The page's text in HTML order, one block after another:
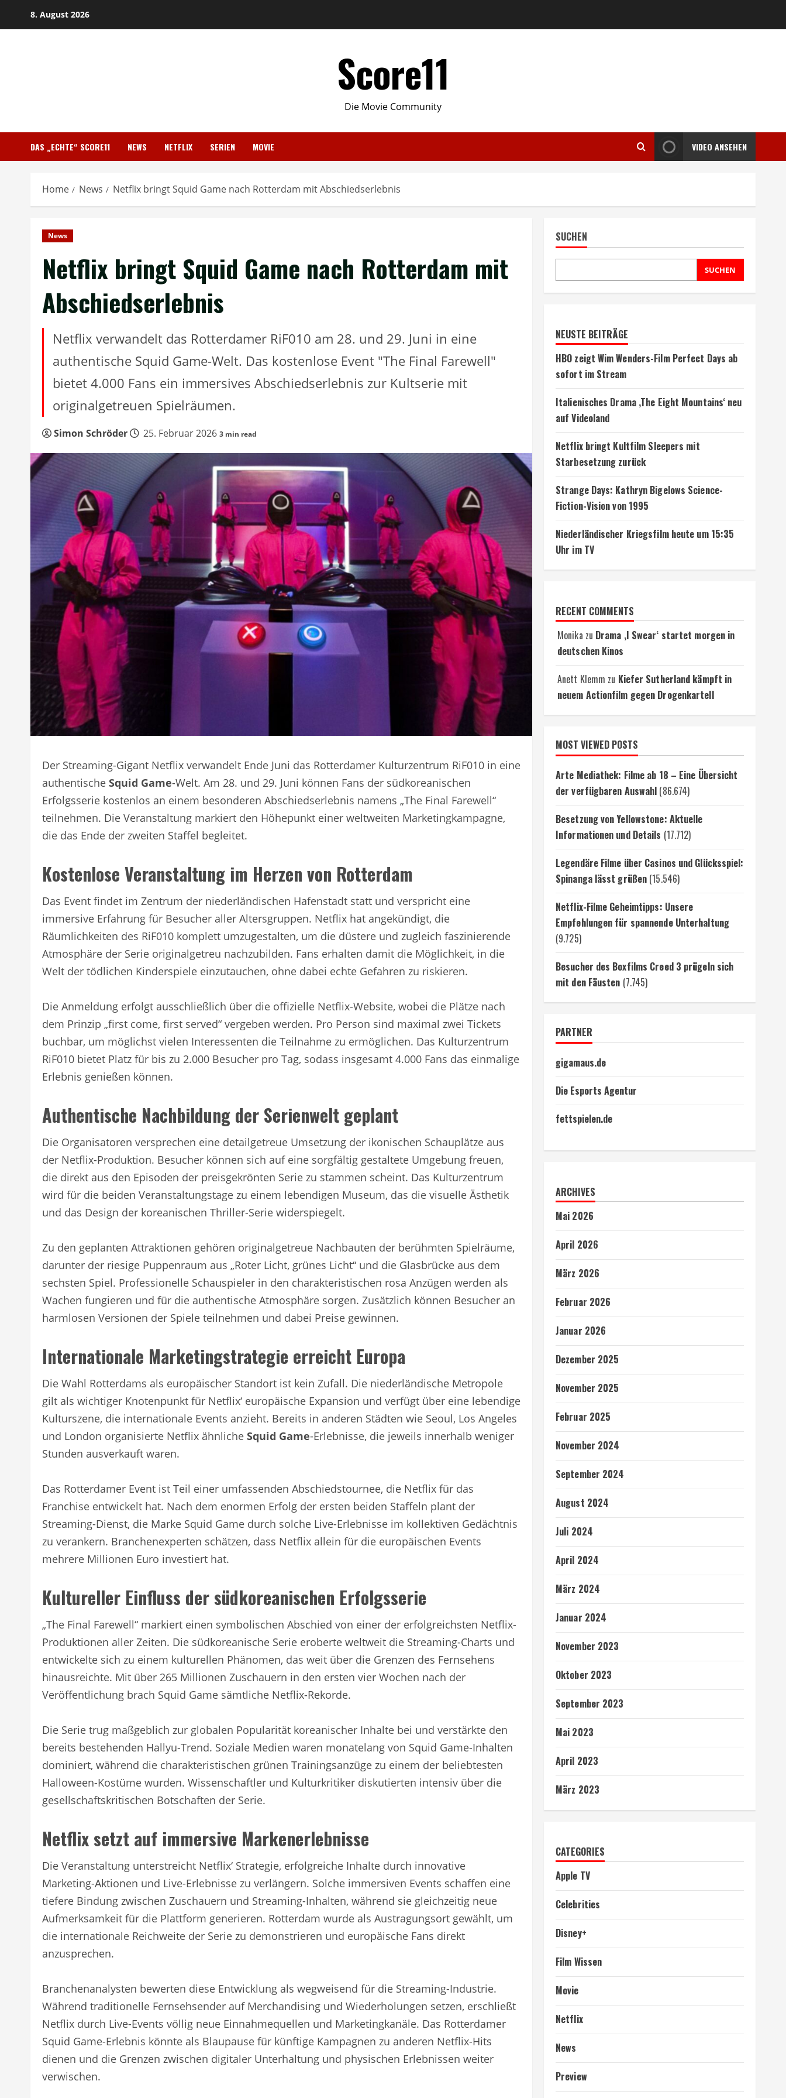
8. August 2026
Score11
Die Movie Community
DAS „ECHTE“ SCORE11 NEWS NETFLIX SERIEN MOVIE VIDEO ANSEHEN
Home News Netflix bringt Squid Game nach Rotterdam mit Abschiedserlebnis
News
Netflix bringt Squid Game nach Rotterdam mit
Abschiedserlebnis
Netflix verwandelt das Rotterdamer RiF010 am 28. und 29. Juni in eine
authentische Squid Game-Welt. Das kostenlose Event "The Final Farewell"
bietet 4.000 Fans ein immersives Abschiedserlebnis zur Kultserie mit
originalgetreuen Spielräumen.
Simon Schröder 25. Februar 2026 3 min read
Der Streaming-Gigant Netflix verwandelt Ende Juni das Rotterdamer Kulturzentrum RiF010 in eine
authentische Squid Game-Welt. Am 28. und 29. Juni können Fans der südkoreanischen
Erfolgsserie kostenlos an einem besonderen Abschiedserlebnis namens „The Final Farewell“
teilnehmen. Die Veranstaltung markiert den Höhepunkt einer weltweiten Marketingkampagne,
die das Ende der zweiten Staffel begleitet.
Kostenlose Veranstaltung im Herzen von Rotterdam
Das Event findet im Zentrum der niederländischen Hafenstadt statt und verspricht eine
immersive Erfahrung für Besucher aller Altersgruppen. Netflix hat angekündigt, die
Räumlichkeiten des RiF010 komplett umzugestalten, um die düstere und zugleich faszinierende
Atmosphäre der Serie originalgetreu nachzubilden. Fans erhalten damit die Möglichkeit, in die
Welt der tödlichen Kinderspiele einzutauchen, ohne dabei echte Gefahren zu riskieren.
Die Anmeldung erfolgt ausschließlich über die offizielle Netflix-Website, wobei die Plätze nach
dem Prinzip „first come, first served“ vergeben werden. Pro Person sind maximal zwei Tickets
buchbar, um möglichst vielen Interessenten die Teilnahme zu ermöglichen. Das Kulturzentrum
RiF010 bietet Platz für bis zu 2.000 Besucher pro Tag, sodass insgesamt 4.000 Fans das einmalige
Erlebnis genießen können.
Authentische Nachbildung der Serienwelt geplant
Die Organisatoren versprechen eine detailgetreue Umsetzung der ikonischen Schauplätze aus
der Netflix-Produktion. Besucher können sich auf eine sorgfältig gestaltete Umgebung freuen,
die direkt aus den Episoden der preisgekrönten Serie zu stammen scheint. Das Kulturzentrum
wird für die beiden Veranstaltungstage zu einem lebendigen Museum, das die visuelle Ästhetik
und das Design der koreanischen Thriller-Serie widerspiegelt.
Zu den geplanten Attraktionen gehören originalgetreue Nachbauten der berühmten Spielräume,
darunter der riesige Puppenraum aus „Roter Licht, grünes Licht“ und die Glasbrücke aus dem
sechsten Spiel. Professionelle Schauspieler in den charakteristischen rosa Anzügen werden als
Wachen fungieren und für die authentische Atmosphäre sorgen. Zusätzlich können Besucher an
harmlosen Versionen der Spiele teilnehmen und dabei Preise gewinnen.
Internationale Marketingstrategie erreicht Europa
Die Wahl Rotterdams als europäischer Standort ist kein Zufall. Die niederländische Metropole
gilt als wichtiger Knotenpunkt für Netflix‘ europäische Expansion und verfügt über eine lebendige
Kulturszene, die internationale Events anzieht. Bereits in anderen Städten wie Seoul, Los Angeles
und London organisierte Netflix ähnliche Squid Game-Erlebnisse, die jeweils innerhalb weniger
Stunden ausverkauft waren.
Das Rotterdamer Event ist Teil einer umfassenden Abschiedstournee, die Netflix für das
Franchise entwickelt hat. Nach dem enormen Erfolg der ersten beiden Staffeln plant der
Streaming-Dienst, die Marke Squid Game durch solche Live-Erlebnisse im kollektiven Gedächtnis
zu verankern. Branchenexperten schätzen, dass Netflix allein für die europäischen Events
mehrere Millionen Euro investiert hat.
Kultureller Einfluss der südkoreanischen Erfolgsserie
„The Final Farewell“ markiert einen symbolischen Abschied von einer der erfolgreichsten Netflix-
Produktionen aller Zeiten. Die südkoreanische Serie eroberte weltweit die Streaming-Charts und
entwickelte sich zu einem kulturellen Phänomen, das weit über die Grenzen des Fernsehens
hinausreichte. Mit über 265 Millionen Zuschauern in den ersten vier Wochen nach der
Veröffentlichung brach Squid Game sämtliche Netflix-Rekorde.
Die Serie trug maßgeblich zur globalen Popularität koreanischer Inhalte bei und verstärkte den
bereits bestehenden Hallyu-Trend. Soziale Medien waren monatelang von Squid Game-Inhalten
dominiert, während die charakteristischen grünen Trainingsanzüge zu einem der beliebtesten
Halloween-Kostüme wurden. Wissenschaftler und Kulturkritiker diskutierten intensiv über die
gesellschaftskritischen Botschaften der Serie.
Netflix setzt auf immersive Markenerlebnisse
Die Veranstaltung unterstreicht Netflix‘ Strategie, erfolgreiche Inhalte durch innovative
Marketing-Aktionen und Live-Erlebnisse zu verlängern. Solche immersiven Events schaffen eine
tiefere Bindung zwischen Zuschauern und Streaming-Inhalten, während sie gleichzeitig neue
Aufmerksamkeit für die Plattform generieren. Rotterdam wurde als Austragungsort gewählt, um
die internationale Reichweite der Serie zu demonstrieren und europäische Fans direkt
anzusprechen.
Branchenanalysten bewerten diese Entwicklung als wegweisend für die Streaming-Industrie.
Während traditionelle Fernsehsender auf Merchandising und Wiederholungen setzen, erschließt
Netflix durch Live-Events völlig neue Einnahmequellen und Marketingkanäle. Das Rotterdamer
Squid Game-Erlebnis könnte als Blaupause für künftige Kampagnen zu anderen Netflix-Hits
dienen und die Grenzen zwischen digitaler Unterhaltung und physischen Erlebnissen weiter
verwischen.
SUCHEN
SUCHEN
NEUSTE BEITRÄGE
HBO zeigt Wim Wenders-Film Perfect Days ab
sofort im Stream
Italienisches Drama ‚The Eight Mountains‘ neu
auf Videoland
Netflix bringt Kultfilm Sleepers mit
Starbesetzung zurück
Strange Days: Kathryn Bigelows Science-
Fiction-Vision von 1995
Niederländischer Kriegsfilm heute um 15:35
Uhr im TV
RECENT COMMENTS
Monika zu Drama ‚I Swear‘ startet morgen in
deutschen Kinos
Anett Klemm zu Kiefer Sutherland kämpft in
neuem Actionfilm gegen Drogenkartell
MOST VIEWED POSTS
Arte Mediathek: Filme ab 18 – Eine Übersicht
der verfügbaren Auswahl (86.674)
Besetzung von Yellowstone: Aktuelle
Informationen und Details (17.712)
Legendäre Filme über Casinos und Glücksspiel:
Spinanga lässt grüßen (15.546)
Netflix-Filme Geheimtipps: Unsere
Empfehlungen für spannende Unterhaltung
(9.725)
Besucher des Boxfilms Creed 3 prügeln sich
mit den Fäusten (7.745)
PARTNER
gigamaus.de
Die Esports Agentur
fettspielen.de
ARCHIVES
Mai 2026
April 2026
März 2026
Februar 2026
Januar 2026
Dezember 2025
November 2025
Februar 2025
November 2024
September 2024
August 2024
Juli 2024
April 2024
März 2024
Januar 2024
November 2023
Oktober 2023
September 2023
Mai 2023
April 2023
März 2023
CATEGORIES
Apple TV
Celebrities
Disney+
Film Wissen
Movie
Netflix
News
Preview